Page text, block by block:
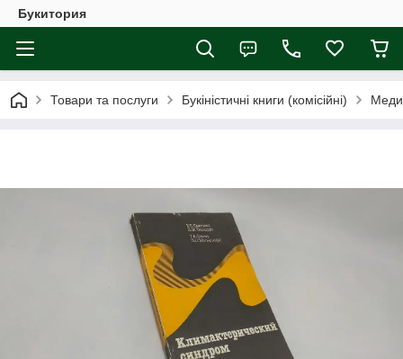
Букитория
Товари та послуги Букіністичні книги (комісійні)